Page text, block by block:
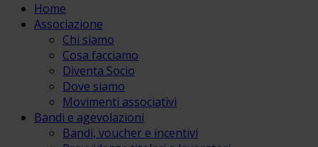
Home
Associazione
Chi siamo
Cosa facciamo
Diventa Socio
Dove siamo
Movimenti associativi
Bandi e agevolazioni
Bandi, voucher e incentivi